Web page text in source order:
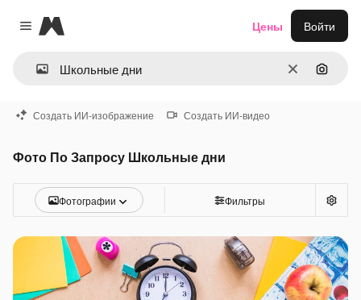
Close menu
Magnific
ОчиститьПоиск
Цены Войти
Создать ИИ-изображение Создать ИИ-видео
Фото По Запросу Школьные дни
Фотографии Фильтры